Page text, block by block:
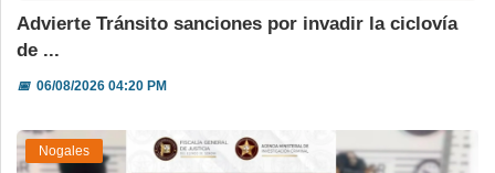
Advierte Tránsito sanciones por invadir la ciclovía
de ...
📅06/08/2026 04:20 PM
Nogales